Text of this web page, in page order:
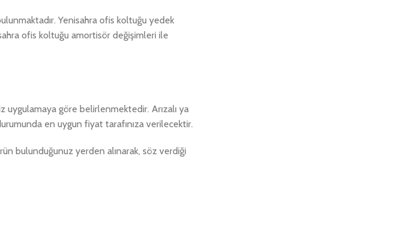
Yenisahra ofis koltuğu yedek
ofis koltuğu amortisör değişimleri ile
uygulamaya göre belirlenmektedir. Arızalı ya
en uygun fiyat tarafınıza verilecektir.
bulunduğunuz yerden alınarak, söz verdiği